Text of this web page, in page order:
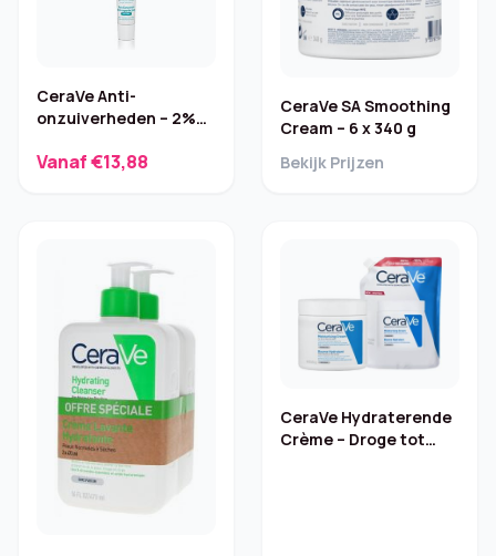
CeraVe Anti-
onzuiverheden – 2%
Vanaf €13,88
CeraVe SA Smoothing
Cream – 6 x 340 g
Bekijk Prijzen
CeraVe Hydraterende
Crème – Droge tot